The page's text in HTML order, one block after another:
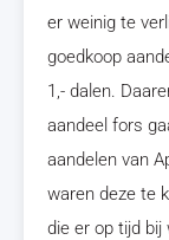
er weinig te
goedkoop
1,- dalen.
aandeel fors
aandelen van
waren deze te
die er op tijd bij